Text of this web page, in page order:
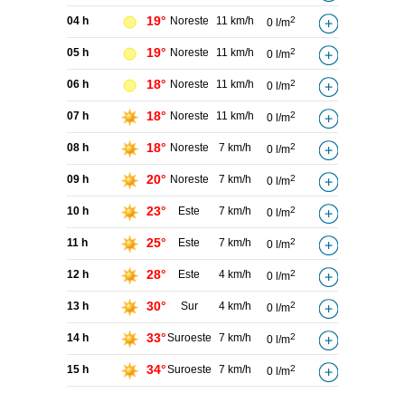
04 h 19° Noreste 11 km/h 0 l/m2
05 h 19° Noreste 11 km/h 0 l/m2
06 h 18° Noreste 11 km/h 0 l/m2
07 h 18° Noreste 11 km/h 0 l/m2
08 h 18° Noreste 7 km/h 0 l/m2
09 h 20° Noreste 7 km/h 0 l/m2
10 h 23° Este 7 km/h 0 l/m2
11 h 25° Este 7 km/h 0 l/m2
12 h 28° Este 4 km/h 0 l/m2
13 h 30° Sur 4 km/h 0 l/m2
14 h 33°Suroeste 7 km/h 0 l/m2
15 h 34°Suroeste 7 km/h 0 l/m2